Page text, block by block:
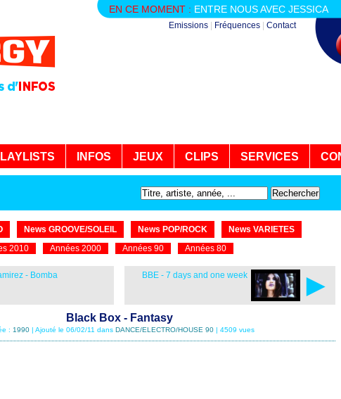
EN CE MOMENT : ENTRE NOUS AVEC JESSICA
Emissions Fréquences Contact
INFOS JEUX CLIPS SERVICES
News GROOVE/SOLEIL News POP/ROCK
News VARIETES
2010 Années 2000 Années 90 Années 80
- Bomba ►
BBE - 7 days and one week
Black Box - Fantasy
: 1990| Ajouté le 06/02/11 dans DANCE/ELECTRO/HOUSE 90| 4509 vues